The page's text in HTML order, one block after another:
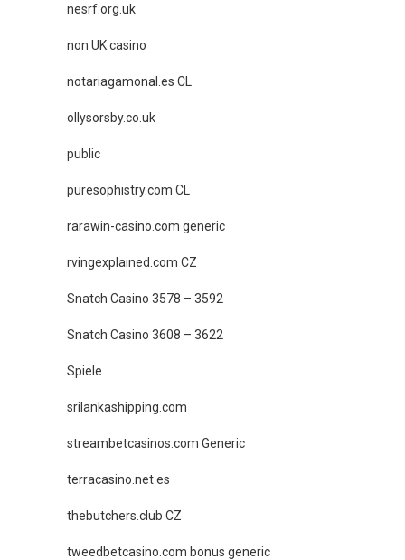
nesrf.org.uk
non UK casino
notariagamonal.es CL
ollysorsby.co.uk
public
puresophistry.com CL
rarawin-casino.com generic
rvingexplained.com CZ
Snatch Casino 3578 – 3592
Snatch Casino 3608 – 3622
Spiele
srilankashipping.com
streambetcasinos.com Generic
terracasino.net es
thebutchers.club CZ
tweedbetcasino.com bonus generic